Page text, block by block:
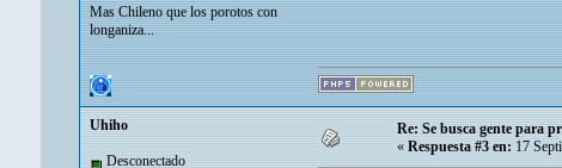
Mas Chileno que los porotos con
longaniza...
Uhiho
Desconectado
Re: Se busca gente para
« Respuesta #3 en: 17